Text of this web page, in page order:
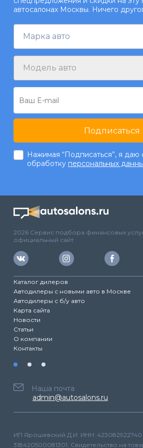
автосалонах Москвы. Ничего
Марка авто
Модель авто
Подписаться
Нажимая “Подписаться”, я даю
обработку персональных
2026 Сервис подбора финансовых
официальный сайт.
Каталог дилеров
Автодилеры с новыми авто в Москве
Автодилеры с б/у авто
Карта сайта
Новости
Статьи
О компании
Контакты
Наша почта
admin@autosalons.ru
ИП Ярошевский Д.И. ИНН:
318420500081301. Свидетельство на